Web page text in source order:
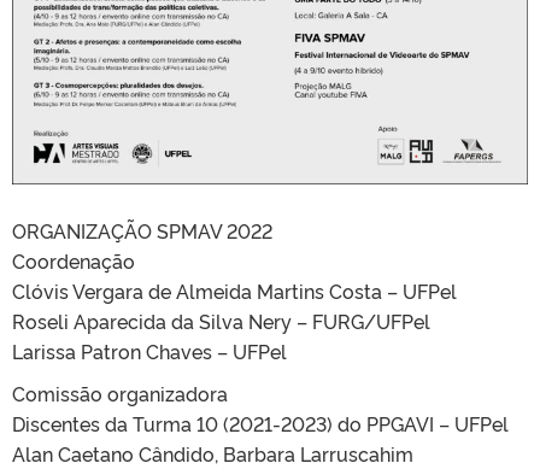
ORGANIZAÇÃO SPMAV 2022
Coordenação
Clóvis Vergara de Almeida Martins Costa – UFPel
Roseli Aparecida da Silva Nery – FURG/UFPel
Larissa Patron Chaves – UFPel
Comissão organizadora
Discentes da Turma 10 (2021-2023) do PPGAVI – UFPel
Alan Caetano Cândido, Barbara Larruscahim